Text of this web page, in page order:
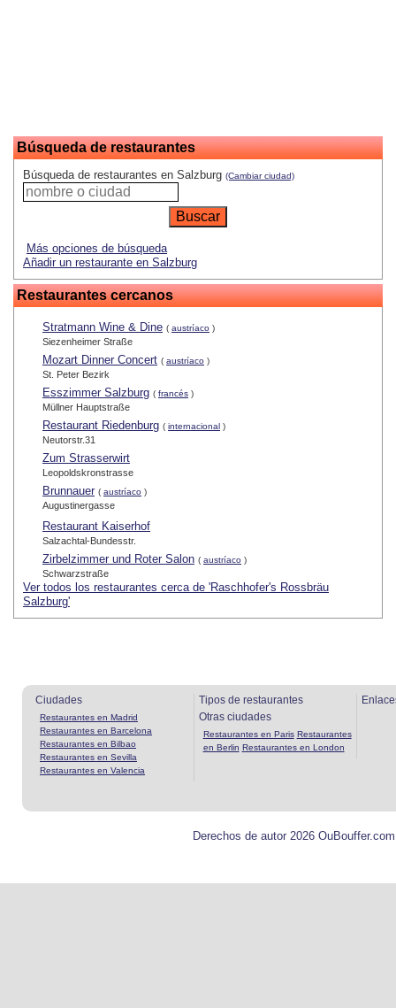
Búsqueda de restaurantes
Búsqueda de restaurantes en Salzburg (Cambiar ciudad)
Más opciones de búsqueda
Añadir un restaurante en Salzburg
Restaurantes cercanos
Stratmann Wine & Dine ( austríaco )
Siezenheimer Straße
Mozart Dinner Concert ( austríaco )
St. Peter Bezirk
Esszimmer Salzburg ( francés )
Müllner Hauptstraße
Restaurant Riedenburg ( internacional )
Neutorstr.31
Zum Strasserwirt
Leopoldskronstrasse
Brunnauer ( austríaco )
Augustinergasse
Restaurant Kaiserhof
Salzachtal-Bundesstr.
Zirbelzimmer und Roter Salon ( austríaco )
Schwarzstraße
Ver todos los restaurantes cerca de 'Raschhofer's Rossbräu
Salzburg'
Ciudades
Restaurantes en Madrid
Restaurantes en Barcelona
Restaurantes en Bilbao
Restaurantes en Sevilla
Restaurantes en Valencia
Tipos de restaurantes
Otras ciudades
Restaurantes en Paris Restaurantes
en Berlin Restaurantes en London
Derechos de autor 2026